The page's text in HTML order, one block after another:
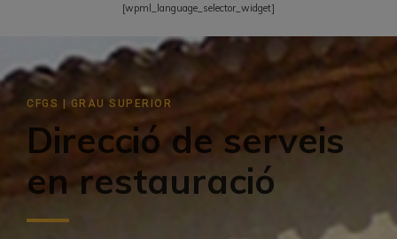
[wpml_language_selector_widget]
CFGS | GRAU SUPERIOR
Direcció de serveis
en restauració